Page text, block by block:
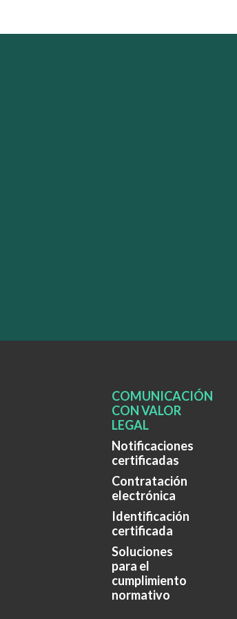
COMUNICACIÓN
CON VALOR
LEGAL
Notificaciones
certificadas
Contratación
electrónica
Identificación
certificada
Soluciones
para el
cumplimiento
normativo